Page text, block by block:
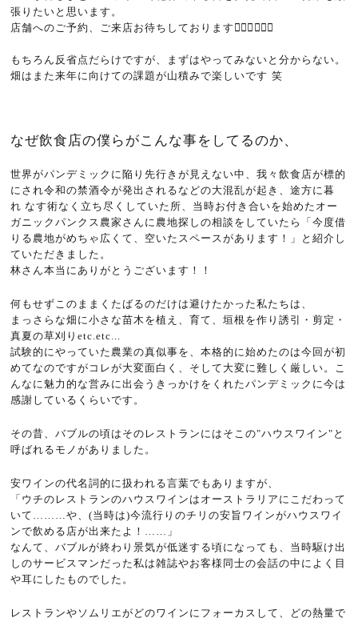
張りたいと思います。
店舗へのご予約、ご来店お待ちしております 🙇🏻‍♂️🙇🏻‍♀️
もちろん反省点だらけですが、まずはやってみないと分からない。
畑はまた来年に向けての課題が山積みで楽しいです 笑
なぜ飲食店の僕らがこんな事をしてるのか、
世界がパンデミックに陥り先行きが見えない中、我々飲食店が標的
にされ令和の禁酒令が発出されるなどの大混乱が起き、途方に暮
れ なす術なく立ち尽くしていた所、当時お付き合いを始めたオー
ガニックパンクス農家さんに農地探しの相談をしていたら「今度借
りる農地がめちゃ広くて、空いたスペースがあります！」と紹介し
ていただきました。
林さん本当にありがとうございます！！
何もせずこのままくたばるのだけは避けたかった私たちは、
まっさらな畑に小さな苗木を植え、育て、垣根を作り誘引・剪定・
真夏の草刈りetc.etc...
試験的にやっていた農業の真似事を、本格的に始めたのは今回が初
めてなのですがコレが大変面白く、そして大変に難しく厳しい。こ
んなに魅力的な営みに出会うきっかけをくれたパンデミックに今は
感謝しているくらいです。
その昔、バブルの頃はそのレストランにはそこの"ハウスワイン" と
呼ばれるモノがありました。
安ワインの代名詞的に扱われる言葉でもありますが、
「ウチのレストランのハウスワインはオーストラリアにこだわって
いて ………や、(当時は)今流行りのチリの安旨ワインがハウスワイ
ンで飲める店が出来たよ！ …… 」
なんて、バブルが終わり景気が低迷する頃になっても、当時駆け出
しのサービスマンだった私は雑誌やお客様同士の会話の中によく目
や耳にしたものでした。
レストランやソムリエがどのワインにフォーカスして、どの熱量で